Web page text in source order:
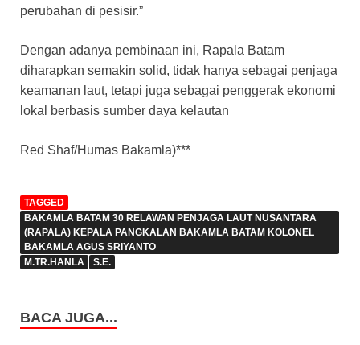
perubahan di pesisir.”
Dengan adanya pembinaan ini, Rapala Batam
diharapkan semakin solid, tidak hanya sebagai penjaga
keamanan laut, tetapi juga sebagai penggerak ekonomi
lokal berbasis sumber daya kelautan
Red Shaf/Humas Bakamla)***
TAGGED
BAKAMLA BATAM 30 RELAWAN PENJAGA LAUT NUSANTARA
(RAPALA) KEPALA PANGKALAN BAKAMLA BATAM KOLONEL
BAKAMLA AGUS SRIYANTO
M.TR.HANLA
S.E.
BACA JUGA...